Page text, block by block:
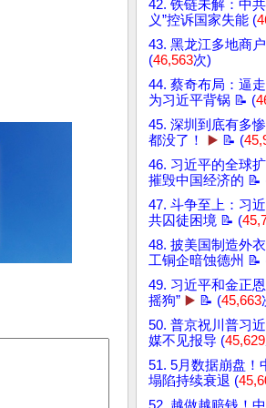
42. 铁链未解：中
义”控诉国家失能 (
43. 黑龙江多地商
(46,563次)
44. 蔡奇布局：逼
为习近平背锅 📝 (
45. 深圳到底有多
都没了！
▶️ 📝 (
46. 习近平的全球
摧毁中国经济的 📝
47. 斗争至上：习
共囚徒困境 📝 (
48. 披美国制造外
工铜企暗蚀德州 📝
49. 习近平和金正
摇狗” ▶️ 📝 (45,663
50. 普京祝川普习
媒不见报导 (45,629
51. 5月数据崩盘！
塌陷持续衰退 (